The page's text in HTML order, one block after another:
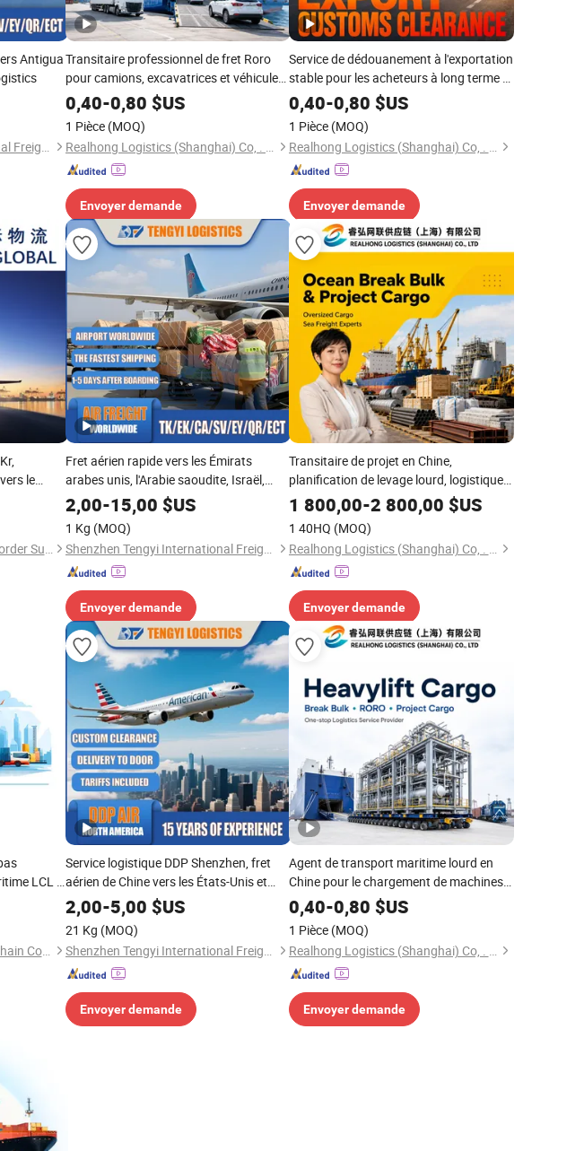
Antigua
Shenzhen Tengyi International Freight Agency Co., Ltd.
Transitaire professionnel de fret Roro
pour camions, excavatrices et véhicules
d'ingénierie
0,40-0,80 $US
1 Pièce (MOQ)
Realhong Logistics (Shanghai) Co, . Ltd
Envoyer demande
Service de dédouanement à l'exportation
stable pour les acheteurs à long terme et
cargaison mensuelle
0,40-0,80 $US
1 Pièce (MOQ)
Realhong Logistics (Shanghai) Co, . Ltd
Envoyer demande
le
Shenzhen Aoxiang Cross - Border Supply Chain Co., Ltd.
Fret aérien rapide vers les Émirats
arabes unis, l'Arabie saoudite, Israël,
Palestine, agent logistique
2,00-15,00 $US
1 Kg (MOQ)
Shenzhen Tengyi International Freight Agency Co., Ltd.
Envoyer demande
Transitaire de projet en Chine,
planification de levage lourd, logistique
pour chantiers et installations
industrielles
1 800,00-2 800,00 $US
1 40HQ (MOQ)
Realhong Logistics (Shanghai) Co, . Ltd
Envoyer demande
LCL +
Changsha Tranbay Supply Chain Co., Ltd.
Service logistique DDP Shenzhen, fret
aérien de Chine vers les États-Unis et
dans le monde entier
2,00-5,00 $US
21 Kg (MOQ)
Shenzhen Tengyi International Freight Agency Co., Ltd.
Envoyer demande
Agent de transport maritime lourd en
Chine pour le chargement de machines
et la livraison au port
0,40-0,80 $US
1 Pièce (MOQ)
Realhong Logistics (Shanghai) Co, . Ltd
Envoyer demande